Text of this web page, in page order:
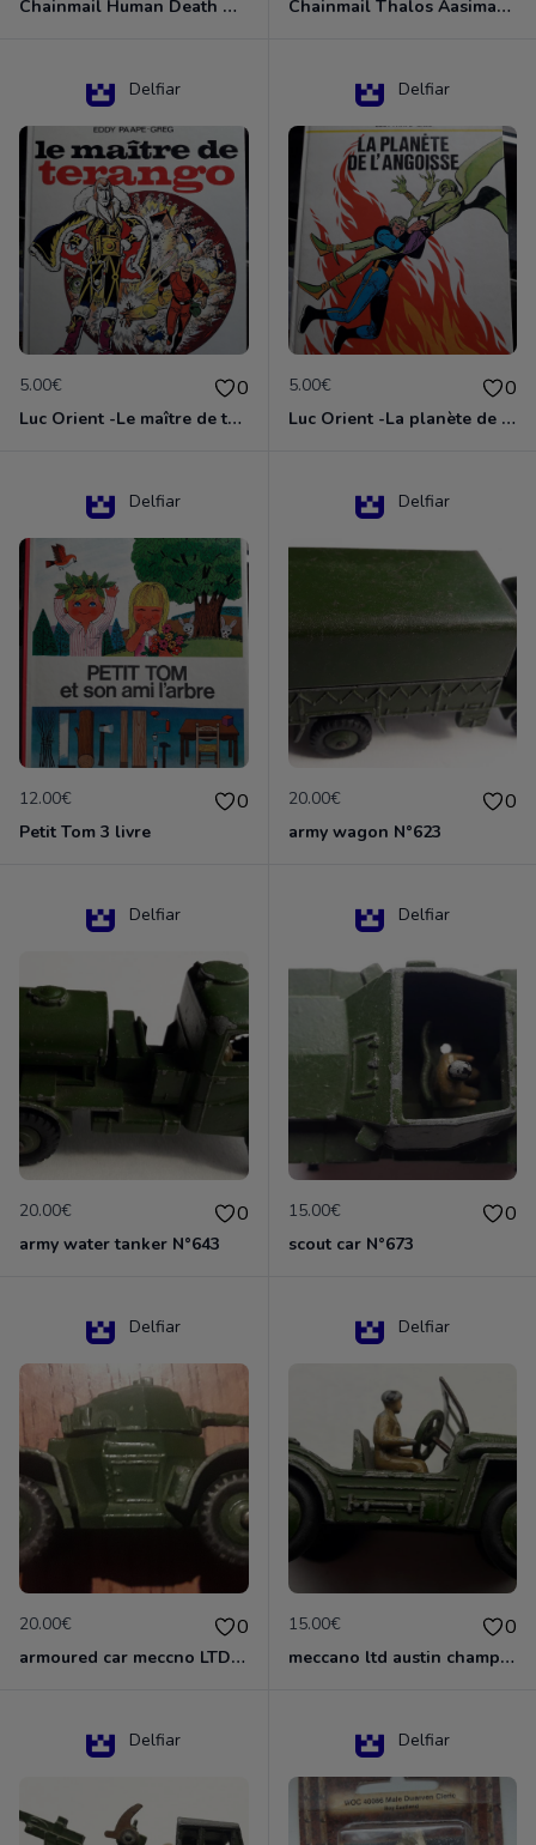
Chainmail Human Death Cleric Chainmail Thalos Aasimar Cleric
Delfiar
5.00€ 0
Luc Orient -Le maître de terango
Delfiar
5.00€ 0
Luc Orient -La planète de l'angoisse
Delfiar
12.00€ 0
Petit Tom 3 livre
Delfiar
20.00€ 0
army wagon N°623
Delfiar
20.00€ 0
army water tanker N°643
Delfiar
15.00€ 0
scout car N°673
Delfiar
20.00€ 0
armoured car meccno LTD N°670
Delfiar
15.00€ 0
meccano ltd austin champ N°674
Delfiar Delfiar